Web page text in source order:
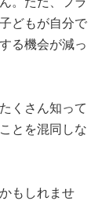
どもが自分で
る機会が減っ
くさん知って
とを混同しな
もしれませ